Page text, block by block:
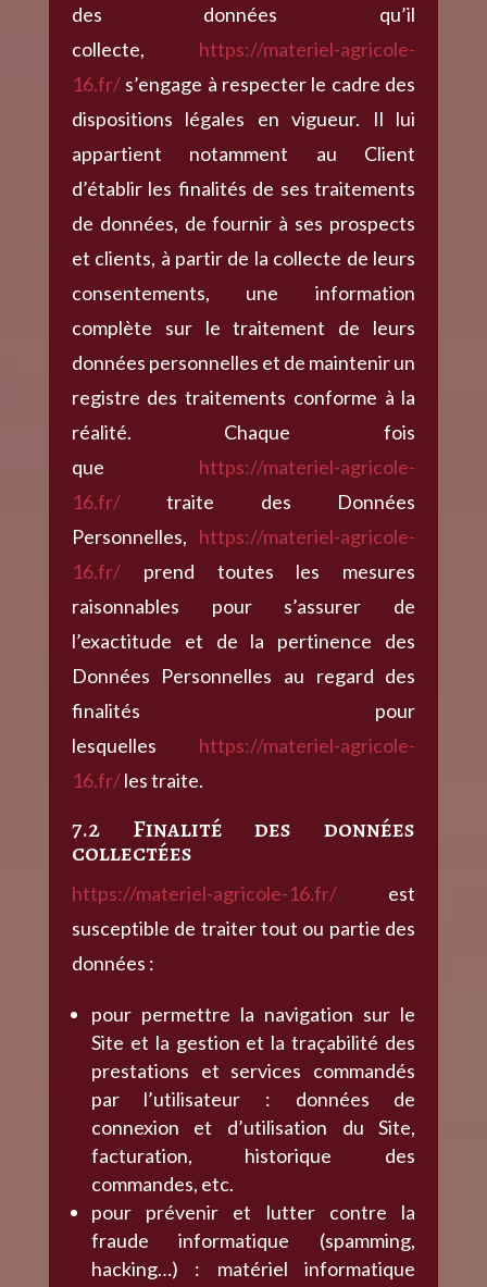
des données qu’il
collecte,
https://materiel-agricole-
16.fr/ s’engage à respecter le cadre des
dispositions légales en vigueur. Il lui
appartient notamment au Client
d’établir les finalités de ses traitements
de données, de fournir à ses prospects
et clients, à partir de la collecte de leurs
consentements, une information
complète sur le traitement de leurs
données personnelles et de maintenir un
registre des traitements conforme à la
réalité. Chaque fois
que
https://materiel-agricole-
16.fr/
traite des Données
Personnelles, https://materiel-agricole-
16.fr/
prend toutes les mesures
raisonnables pour s’assurer de
l’exactitude et de la pertinence des
Données Personnelles au regard des
finalités pour
lesquelles
https://materiel-agricole-
16.fr/les traite.
7.2 Finalité des données
collectées
https://materiel-agricole-16.fr/
est
susceptible de traiter tout ou partie des
données :
pour permettre la navigation sur le
Site et la gestion et la traçabilité des
prestations et services commandés
par l’utilisateur : données de
connexion et d’utilisation du Site,
facturation, historique des
commandes, etc.
pour prévenir et lutter contre la
fraude informatique (spamming,
hacking…) : matériel informatique